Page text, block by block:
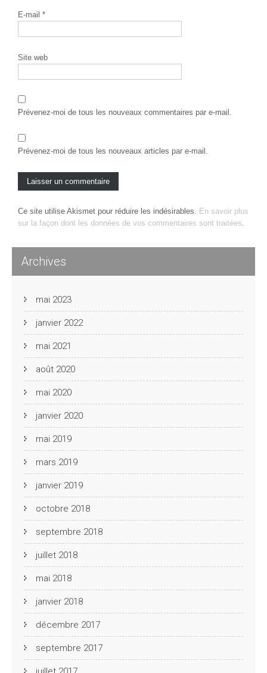
E-mail *
Site web
Prévenez-moi de tous les nouveaux commentaires par e-mail.
Prévenez-moi de tous les nouveaux articles par e-mail.
Ce site utilise Akismet pour réduire les indésirables. En savoir plus
sur la façon dont les données de vos commentaires sont traitées.
Archives
mai 2023
janvier 2022
mai 2021
août 2020
mai 2020
janvier 2020
mai 2019
mars 2019
janvier 2019
octobre 2018
septembre 2018
juillet 2018
mai 2018
janvier 2018
décembre 2017
septembre 2017